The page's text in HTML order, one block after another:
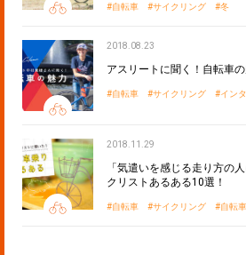
自転車 サイクリング 冬
2018.08.23
アスリートに聞く！自転車の
自転車 サイクリング イン
2018.11.29
「気遣いを感じる走り方の
クリストあるある10選！
自転車 サイクリング 自転